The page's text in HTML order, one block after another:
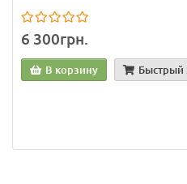
6 300грн.
В корзину Быстрый